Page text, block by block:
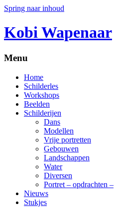
Spring naar inhoud
Kobi Wapenaar
Menu
Home
Schilderles
Workshops
Beelden
Schilderijen
Dans
Modellen
Vrije portretten
Gebouwen
Landschappen
Water
Diversen
Portret – opdrachten –
Nieuws
Stukjes